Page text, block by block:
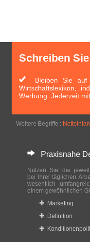
Schreiben
Bleiben Sie auf
Wirtschaftslexikon,
Werbung. Jederzeit
Weitere Begriffe :
Praxisnahe
Nutzen Sie die
bei Ihrer täglichen
wesentlich
einem gewöhnlichen
Marketing
Definition